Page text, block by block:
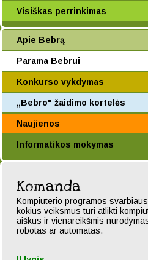
Visiškas perrinkimas
Apie Bebrą
Parama Bebrui
Konkurso vykdymas
„Bebro" žaidimo kortelės
Naujienos
Informatikos mokymas
Komanda
Kompiuterio programos
kokius veiksmus turi atlikti
aiškus ir vienareikšmis
robotas ar automatas.